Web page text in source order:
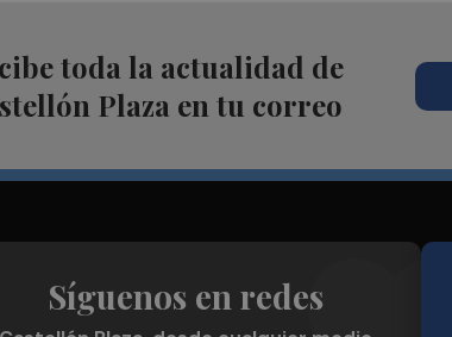
toda la actualidad de
Plaza en tu correo
Síguenos en redes